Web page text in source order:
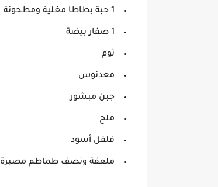
1 حبة بطاطا مغلية ومطحونة
1 صفار بيضة
ثوم
معدنوس
جبن مبشور
ملح
فلفل أسود
ملعقة ونصف طماطم مصبرة